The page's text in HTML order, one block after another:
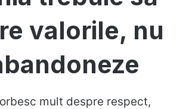
valorile, nu
mult despre respect,